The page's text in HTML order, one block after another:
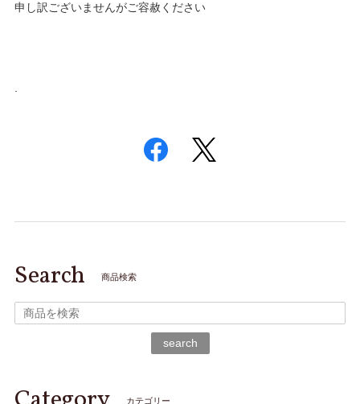
申し訳ございませんがご容赦ください
.
Search 商品検索
search
カテゴリー